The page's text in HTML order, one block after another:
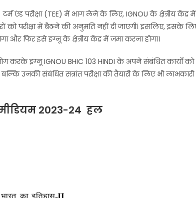
टर्म एंड परीक्षा (TEE) में भाग लेने के लिए, IGNOU के क्षेत्रीय केंद्र में
परीक्षा में बैठने की अनुमति नहीं दी जाएगी। इसलिए, इसके
और फिर इसे इग्नू के क्षेत्रीय केंद्र में जमा करना होगा।
करके इग्नू IGNOU BHIC 103 HINDI के अपने संबंधित कार्यों को
उनकी संबंधित सत्रांत परीक्षा की तैयारी के लिए भी लाभकारी
मीडियम 2023-24 हल